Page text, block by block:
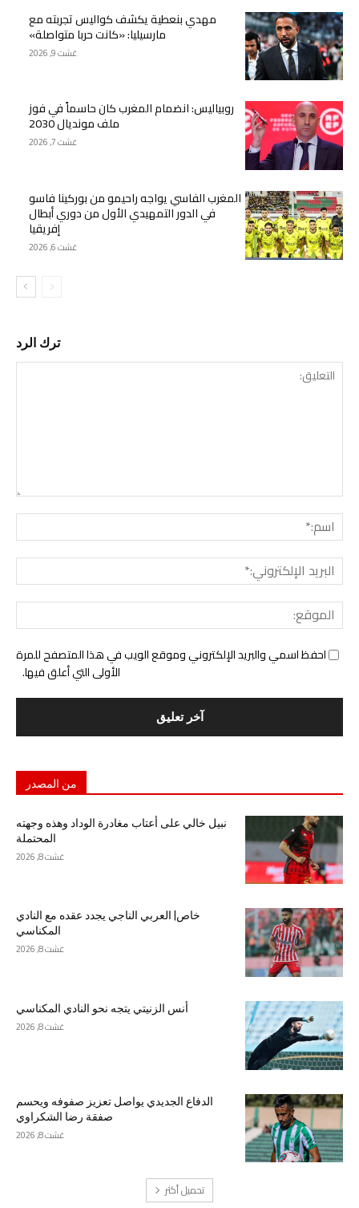
مهدي بنعطية يكشف كواليس تجربته مع
مارسيليا: «كانت حربا متواصلة»
غشت 9, 2026
روبياليس: انضمام المغرب كان حاسماً في فوز
ملف مونديال 2030
غشت 7, 2026
المغرب الفاسي يواجه راحيمو من بوركينا فاسو
في الدور التمهيدي الأول من دوري أبطال
إفريقيا
غشت 6, 2026
ترك الرد
احفظ اسمي والبريد الإلكتروني وموقع الويب في هذا المتصفح للمرة
الأولى التي أعلق فيها.
من المصدر
نبيل خالي على أعتاب مغادرة الوداد وهذه وجهته
المحتملة
غشت 8, 2026
خاص| العربي الناجي يجدد عقده مع النادي
المكناسي
غشت 8, 2026
أنس الزنيتي يتجه نحو النادي المكناسي
غشت 8, 2026
الدفاع الجديدي يواصل تعزيز صفوفه ويحسم
صفقة رضا الشكراوي
غشت 8, 2026
تحميل أكثر